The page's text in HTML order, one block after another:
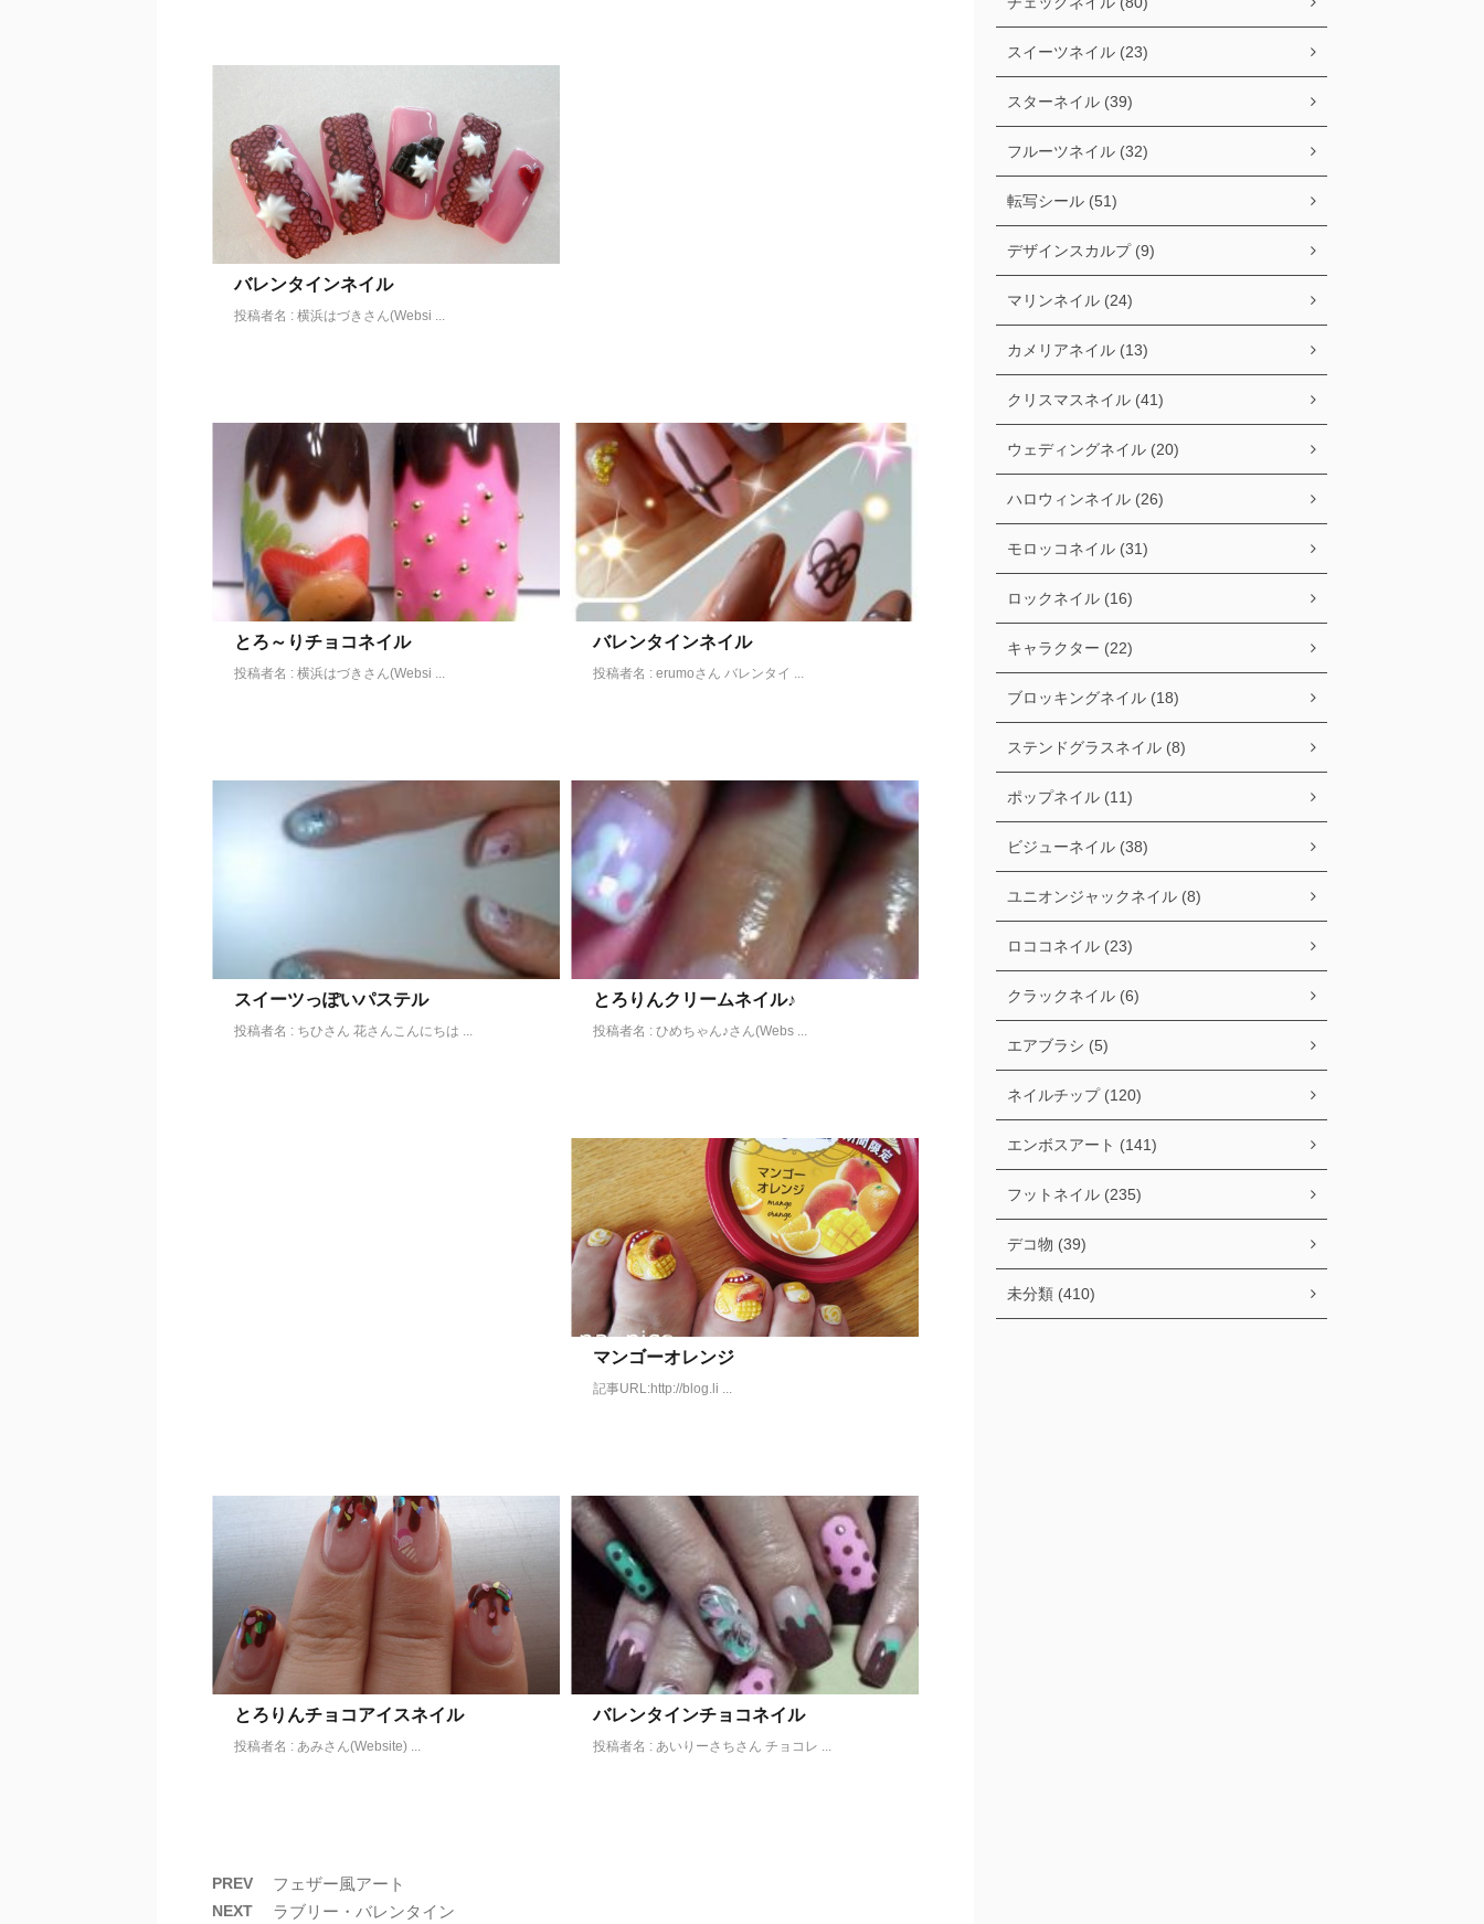
バレンタインネイル
投稿者名 : 横浜はづきさん(Websi ...
とろ～りチョコネイル
投稿者名 : 横浜はづきさん(Websi ...
バレンタインネイル
投稿者名 : erumoさん バレンタイ ...
スイーツっぽいパステル
投稿者名 : ちひさん 花さんこんにちは ...
とろりんクリームネイル♪
投稿者名 : ひめちゃん♪さん(Webs ...
マンゴーオレンジ
記事URL:http://blog.li ...
とろりんチョコアイスネイル
投稿者名 : あみさん(Website) ...
バレンタインチョコネイル
投稿者名 : あいりーさちさん チョコレ ...
PREV フェザー風アート
NEXT ラブリー・バレンタイン
スイーツネイル (23)
スターネイル (39)
フルーツネイル (32)
転写シール (51)
デザインスカルプ (9)
マリンネイル (24)
カメリアネイル (13)
クリスマスネイル (41)
ウェディングネイル (20)
ハロウィンネイル (26)
モロッコネイル (31)
ロックネイル (16)
キャラクター (22)
ブロッキングネイル (18)
ステンドグラスネイル (8)
ポップネイル (11)
ビジューネイル (38)
ユニオンジャックネイル (8)
ロココネイル (23)
クラックネイル (6)
エアブラシ (5)
ネイルチップ (120)
エンボスアート (141)
フットネイル (235)
デコ物 (39)
未分類 (410)